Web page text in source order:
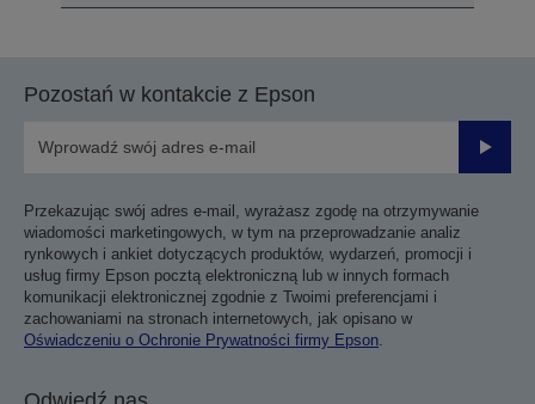
Pozostań w kontakcie z Epson
Przekazując swój adres e-mail, wyrażasz zgodę na otrzymywanie
wiadomości marketingowych, w tym na przeprowadzanie analiz
rynkowych i ankiet dotyczących produktów, wydarzeń, promocji i
usług firmy Epson pocztą elektroniczną lub w innych formach
komunikacji elektronicznej zgodnie z Twoimi preferencjami i
zachowaniami na stronach internetowych, jak opisano w
Oświadczeniu o Ochronie Prywatności firmy Epson